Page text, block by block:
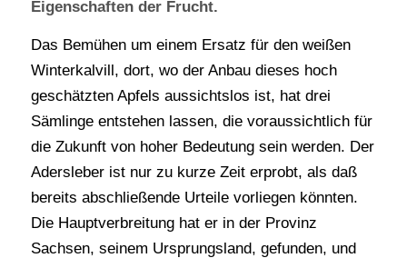
Eigenschaften der Frucht.
Das Bemühen um einem Ersatz für den weißen
Winterkalvill, dort, wo der Anbau dieses hoch
geschätzten Apfels aussichtslos ist, hat drei
Sämlinge entstehen lassen, die voraussichtlich für
die Zukunft von hoher Bedeutung sein werden. Der
Adersleber ist nur zu kurze Zeit erprobt, als daß
bereits abschließende Urteile vorliegen könnten.
Die Hauptverbreitung hat er in der Provinz
Sachsen, seinem Ursprungsland, gefunden, und